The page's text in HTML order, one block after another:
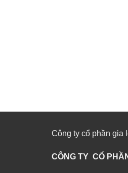
Công ty cổ phần gia
CÔNG TY CỔ